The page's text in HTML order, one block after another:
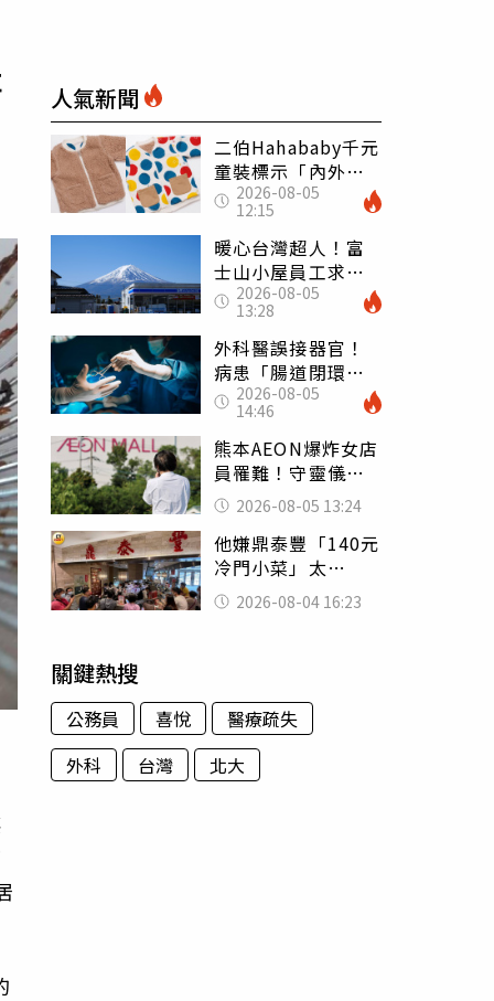
人氣新聞
二伯Hahababy千元
童裝標示「內外層
皆純棉」 SGS檢
測證明：內裡100%
聚酯纖維
2026-08-05
12:15
暖心台灣超人！富
士山小屋員工求助
「想活下去」 山
友狂背物資上山：
台灣真的是寶島
2026-08-05
13:28
外科醫誤接器官！
病患「腸道閉環」
無法排便險死 同
行看傻：糟糕至極
2026-08-05
14:46
熊本AEON爆炸女店
員罹難！守靈儀式
擺純白婚紗 「妻
已不在身邊」他淚
喊：無法想像
2026-08-05 13:24
他嫌鼎泰豐「140元
冷門小菜」太
貴！ 老饕卻狂推
神調味：自己做不
2026-08-04 16:23
關鍵熱搜
公務員 喜悅
醫療疏失
外科
台灣 北大